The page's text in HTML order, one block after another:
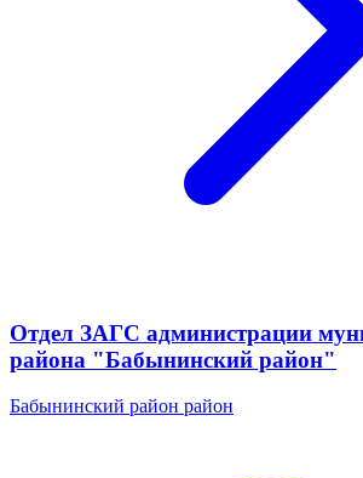
Отдел ЗАГС администрации
района "Бабынинский район"
Бабынинский район район